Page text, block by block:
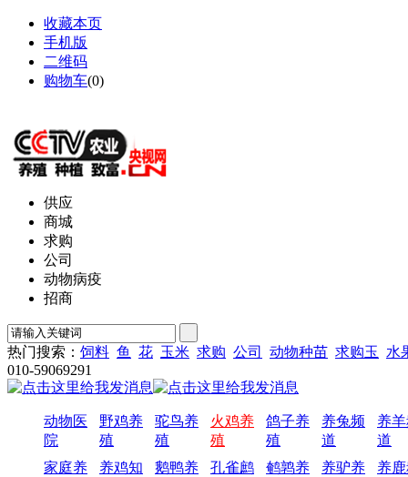
收藏本页
手机版
二维码
购物车(0)
供应
商城
求购
公司
动物病疫
招商
热门搜索： 饲料 鱼 花 玉米 求购 公司 动物种苗 求购玉
水
010-59069291
动物医
院
野鸡养
殖
驼鸟养
殖
火鸡养
殖
鸽子养
殖
养兔频
道
养
道
家庭养
养鸡知
鹅鸭养
孔雀鹧
鹌鹑养
养驴养
养